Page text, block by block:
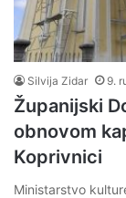
Silvija Zidar 9.
Županijski
obnovom
Koprivnici
Ministarstvo